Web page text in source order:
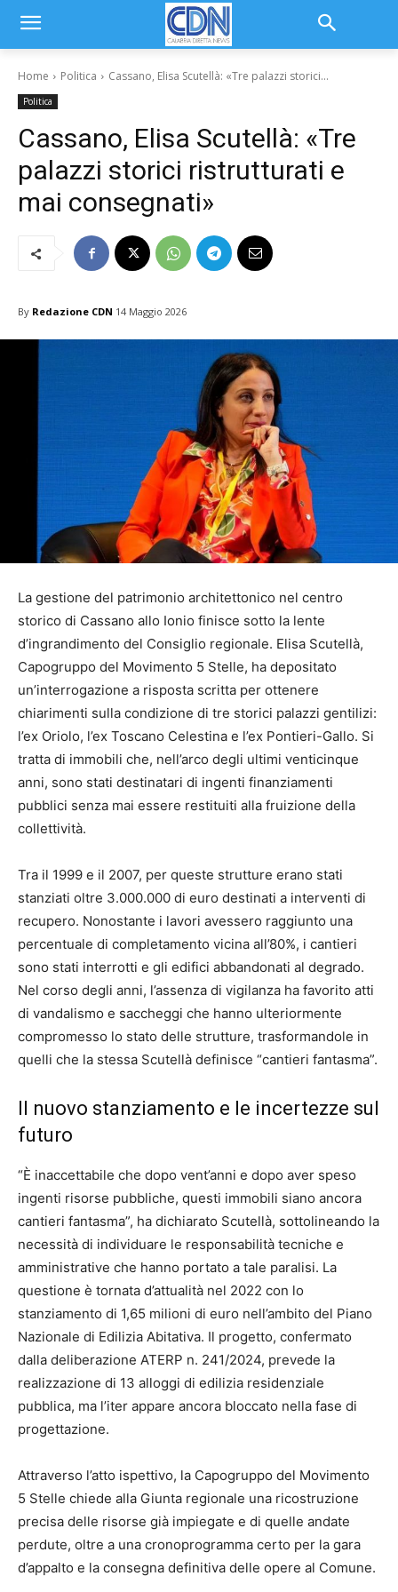
Home Politica Cassano, Elisa Scutellà: «Tre palazzi storici...
Politica
Cassano, Elisa Scutellà: «Tre
palazzi storici ristrutturati e
mai consegnati»
By Redazione CDN 14 Maggio 2026
La gestione del patrimonio architettonico nel centro
storico di Cassano allo Ionio finisce sotto la lente
d’ingrandimento del Consiglio regionale. Elisa Scutellà,
Capogruppo del Movimento 5 Stelle, ha depositato
un’interrogazione a risposta scritta per ottenere
chiarimenti sulla condizione di tre storici palazzi gentilizi:
l’ex Oriolo, l’ex Toscano Celestina e l’ex Pontieri-Gallo. Si
tratta di immobili che, nell’arco degli ultimi venticinque
anni, sono stati destinatari di ingenti finanziamenti
pubblici senza mai essere restituiti alla fruizione della
collettività.
Tra il 1999 e il 2007, per queste strutture erano stati
stanziati oltre 3.000.000 di euro destinati a interventi di
recupero. Nonostante i lavori avessero raggiunto una
percentuale di completamento vicina all’80%, i cantieri
sono stati interrotti e gli edifici abbandonati al degrado.
Nel corso degli anni, l’assenza di vigilanza ha favorito atti
di vandalismo e saccheggi che hanno ulteriormente
compromesso lo stato delle strutture, trasformandole in
quelli che la stessa Scutellà definisce “cantieri fantasma”.
Il nuovo stanziamento e le incertezze sul
futuro
“È inaccettabile che dopo vent’anni e dopo aver speso
ingenti risorse pubbliche, questi immobili siano ancora
cantieri fantasma”, ha dichiarato Scutellà, sottolineando la
necessità di individuare le responsabilità tecniche e
amministrative che hanno portato a tale paralisi. La
questione è tornata d’attualità nel 2022 con lo
stanziamento di 1,65 milioni di euro nell’ambito del Piano
Nazionale di Edilizia Abitativa. Il progetto, confermato
dalla deliberazione ATERP n. 241/2024, prevede la
realizzazione di 13 alloggi di edilizia residenziale
pubblica, ma l’iter appare ancora bloccato nella fase di
progettazione.
Attraverso l’atto ispettivo, la Capogruppo del Movimento
5 Stelle chiede alla Giunta regionale una ricostruzione
precisa delle risorse già impiegate e di quelle andate
perdute, oltre a una cronoprogramma certo per la gara
d’appalto e la consegna definitiva delle opere al Comune.